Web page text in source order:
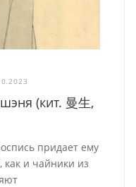
(кит. 曼生,
придает ему
и чайники из